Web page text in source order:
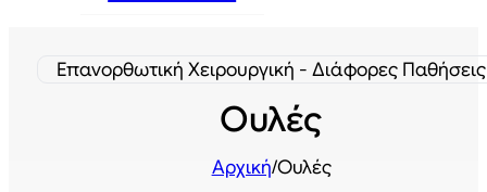
Επανορθωτική Χειρουργική - Διάφορες Παθήσεις
Ουλές
Αρχική/Ουλές